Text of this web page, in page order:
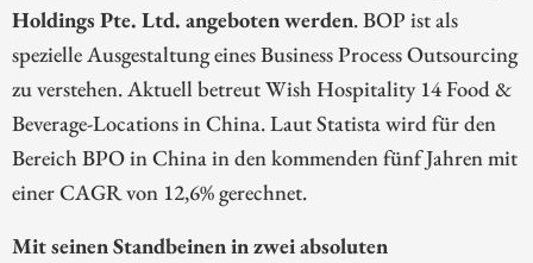
Holdings Pte. Ltd. angeboten werden. BOP ist als
spezielle Ausgestaltung eines Business Process Outsourcing
zu verstehen. Aktuell betreut Wish Hospitality 14 Food &
Beverage-Locations in China. Laut Statista wird für den
Bereich BPO in China in den kommenden fünf Jahren mit
einer CAGR von 12,6% gerechnet.
Mit seinen Standbeinen in zwei absoluten